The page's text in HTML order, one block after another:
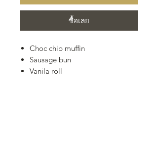
ซื้อเลย
Choc chip muffin
Sausage bun
Vanila roll